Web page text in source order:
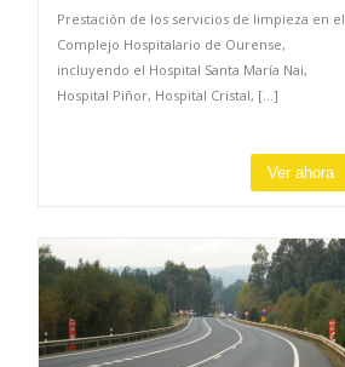
Prestación de los servicios de limpieza en el
Complejo Hospitalario de Ourense,
incluyendo el Hospital Santa María Nai,
Hospital Piñor, Hospital Cristal, [...]
Ver ahora